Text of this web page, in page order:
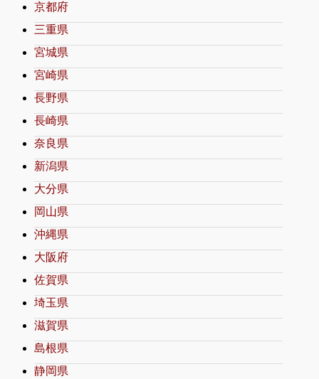
京都府
三重県
宮城県
宮崎県
長野県
長崎県
奈良県
新潟県
大分県
岡山県
沖縄県
大阪府
佐賀県
埼玉県
滋賀県
島根県
静岡県